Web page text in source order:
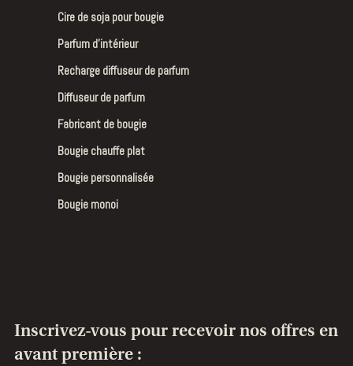
Cire de soja pour bougie
Parfum d’intérieur
Recharge diffuseur de parfum
Diffuseur de parfum
Fabricant de bougie
Bougie chauffe plat
Bougie personnalisée
Bougie monoi
Inscrivez-vous pour recevoir nos offres en
avant première :